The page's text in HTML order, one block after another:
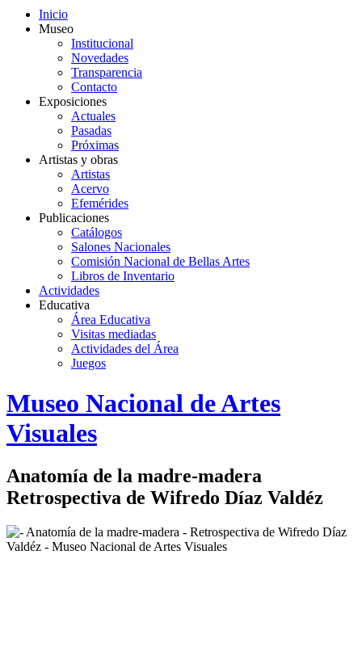
Inicio
Museo
Institucional
Novedades
Transparencia
Contacto
Exposiciones
Actuales
Pasadas
Próximas
Artistas y obras
Artistas
Acervo
Efemérides
Publicaciones
Catálogos
Salones Nacionales
Comisión Nacional de Bellas Artes
Libros de Inventario
Actividades
Educativa
Área Educativa
Visitas mediadas
Actividades del Área
Juegos
Logo
MNAV
Museo Nacional de Artes
Visuales
Anatomía de la madre-madera
Retrospectiva de Wifredo Díaz Valdéz